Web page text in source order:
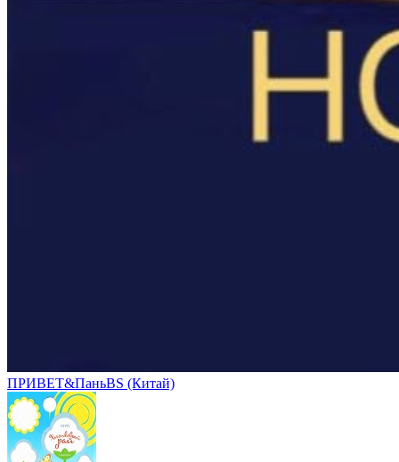
ПРИВЕТ&ПаньBS (Китай)